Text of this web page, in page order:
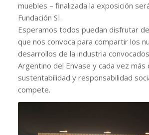
muebles – finalizada la exposición
Fundación SI.
Esperamos todos puedan disfrutar
que nos convoca para compartir los
desarrollos de la industria
Argentino del Envase y cada vez más
sustentabilidad y responsabilidad
compete.